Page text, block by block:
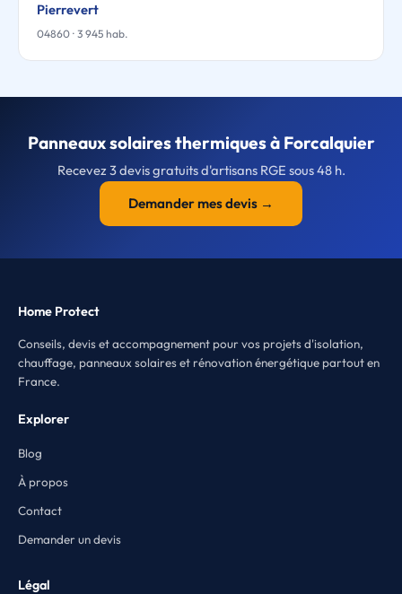
Pierrevert
04860 · 3 945 hab.
Panneaux solaires thermiques à Forcalquier
Recevez 3 devis gratuits d'artisans RGE sous 48 h.
Demander mes devis →
Home Protect
Conseils, devis et accompagnement pour vos projets d'isolation,
chauffage, panneaux solaires et rénovation énergétique partout en
France.
Explorer
Blog
À propos
Contact
Demander un devis
Légal